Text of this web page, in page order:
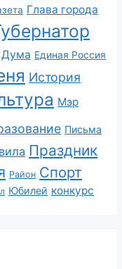
Глава города
Дума Единая Россия
История
Мэр
Письма
Праздник
Район Спорт
Юбилей конкурс